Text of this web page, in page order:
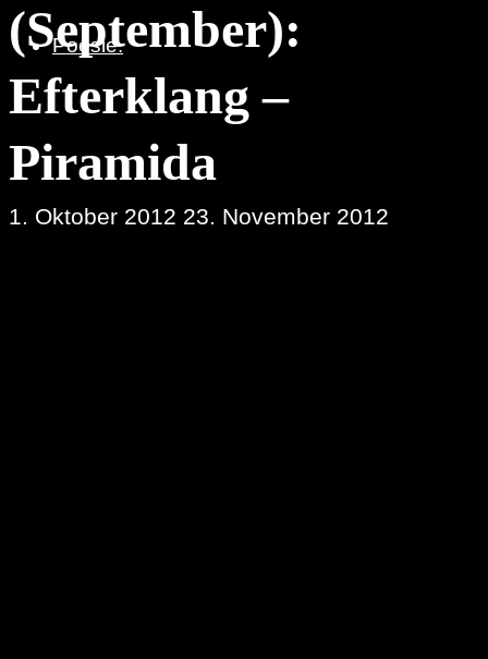
Poesie.
(September):
Efterklang –
Piramida
1. Oktober 2012 23. November 2012